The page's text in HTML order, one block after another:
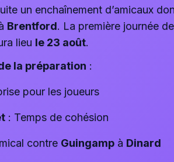
un enchaînement d’amicaux
Brentford. La première journée de
lieu le 23 août.
la préparation :
pour les joueurs
: Temps de cohésion
contre Guingamp à Dinard